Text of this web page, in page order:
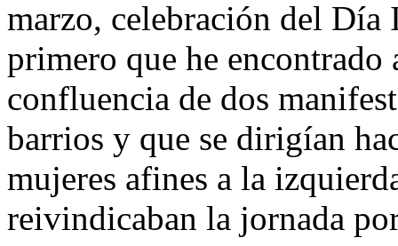
marzo, celebración del
primero que he encontrado
confluencia de dos
barrios y que se dirigían
mujeres afines a la
reivindicaban la jornada